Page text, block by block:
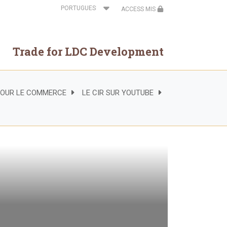
Select
your
ACCESS MIS
Trade for LDC Development
LE COMMERCE LE CIR SUR YOUTUBE